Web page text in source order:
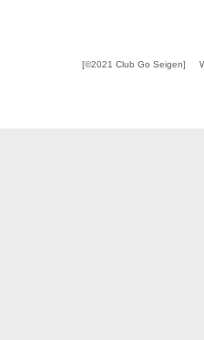
[©2021 Club Go Seigen]